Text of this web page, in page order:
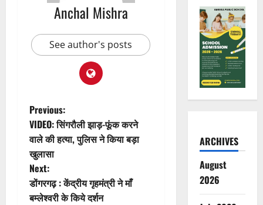
Anchal Mishra
See author's posts
P
o
s
t
Previous:
VIDEO: सिंगरौली झाड़-फूंक करने
वाले की हत्या, पुलिस ने किया बड़ा
खुलासा
Next:
डोंगरगढ़ : केंद्रीय गृहमंत्री ने माँ
बम्लेश्वरी के किये दर्शन
ARCHIVES
August
2026